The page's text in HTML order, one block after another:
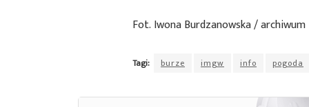
Fot. Iwona Burdzanowska / archiwum
Tagi: burze imgw info pogoda